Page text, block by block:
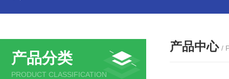
产品分类
PRODUCT CLASSIFICATION
产品中心 /